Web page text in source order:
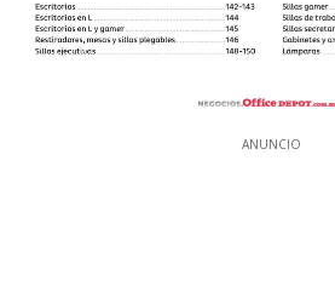
ANUNCIO